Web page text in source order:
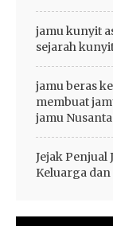
jamu kunyit
sejarah
jamu beras
membuat
jamu
Jejak Penjual
Keluarga